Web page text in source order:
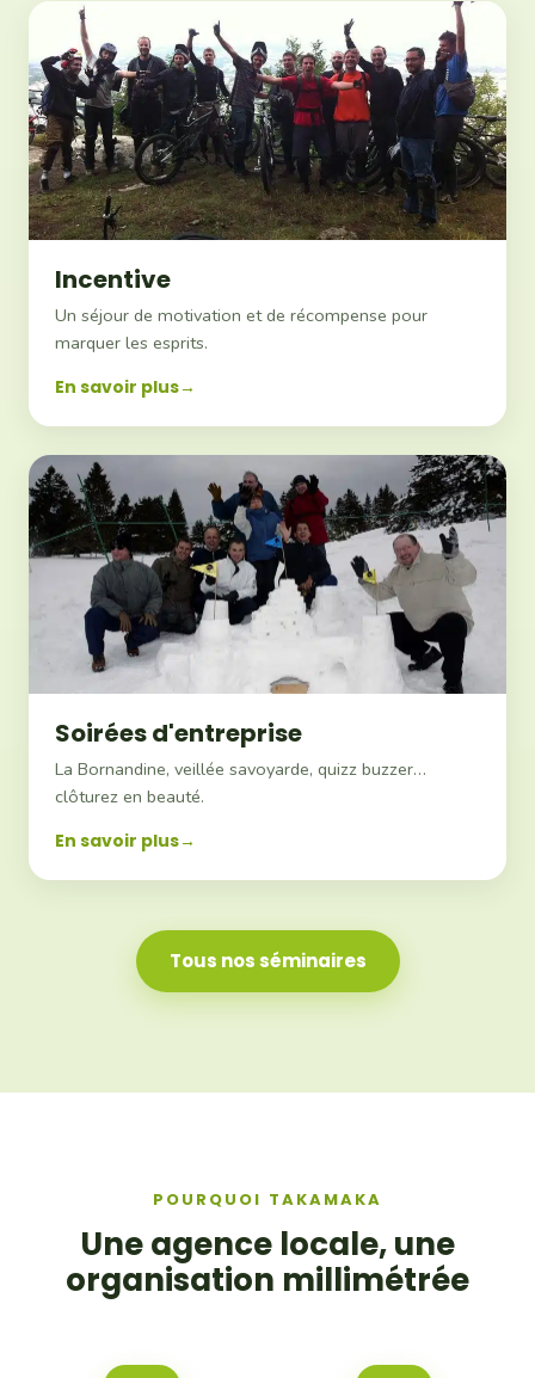
Incentive
Un séjour de motivation et de récompense pour
marquer les esprits.
En savoir plus
Soirées d'entreprise
La Bornandine, veillée savoyarde, quizz buzzer…
clôturez en beauté.
En savoir plus
Tous nos séminaires
POURQUOI TAKAMAKA
Une agence locale, une
organisation millimétrée